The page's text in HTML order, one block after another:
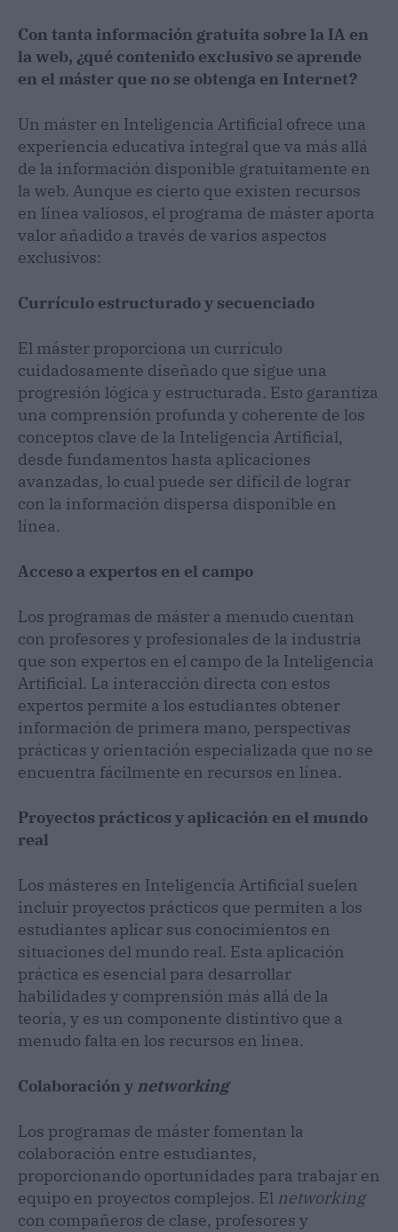
Con tanta información gratuita sobre la IA en
la web, ¿qué contenido exclusivo se aprende
en el máster que no se obtenga en Internet?
Un máster en Inteligencia Artificial ofrece una
experiencia educativa integral que va más allá
de la información disponible gratuitamente en
la web. Aunque es cierto que existen recursos
en línea valiosos, el programa de máster aporta
valor añadido a través de varios aspectos
exclusivos:
Currículo estructurado y secuenciado
El máster proporciona un currículo
cuidadosamente diseñado que sigue una
progresión lógica y estructurada. Esto garantiza
una comprensión profunda y coherente de los
conceptos clave de la Inteligencia Artificial,
desde fundamentos hasta aplicaciones
avanzadas, lo cual puede ser difícil de lograr
con la información dispersa disponible en
línea.
Acceso a expertos en el campo
Los programas de máster a menudo cuentan
con profesores y profesionales de la industria
que son expertos en el campo de la Inteligencia
Artificial. La interacción directa con estos
expertos permite a los estudiantes obtener
información de primera mano, perspectivas
prácticas y orientación especializada que no se
encuentra fácilmente en recursos en línea.
Proyectos prácticos y aplicación en el mundo
real
Los másteres en Inteligencia Artificial suelen
incluir proyectos prácticos que permiten a los
estudiantes aplicar sus conocimientos en
situaciones del mundo real. Esta aplicación
práctica es esencial para desarrollar
habilidades y comprensión más allá de la
teoría, y es un componente distintivo que a
menudo falta en los recursos en línea.
Colaboración y networking
Los programas de máster fomentan la
colaboración entre estudiantes,
proporcionando oportunidades para trabajar en
equipo en proyectos complejos. El networking
con compañeros de clase, profesores y